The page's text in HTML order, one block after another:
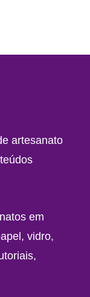
artesanato
em
vidro,